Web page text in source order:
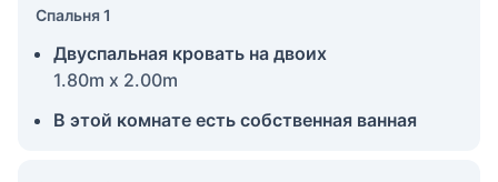
Спальня 1
Двуспальная кровать на двоих
1.80m x 2.00m
В этой комнате есть собственная ванная